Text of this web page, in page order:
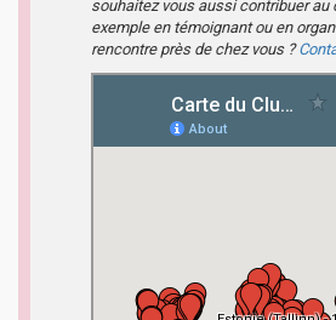
souhaitez vous aussi contribuer au
exemple en témoignant ou en
rencontre près de chez vous ?